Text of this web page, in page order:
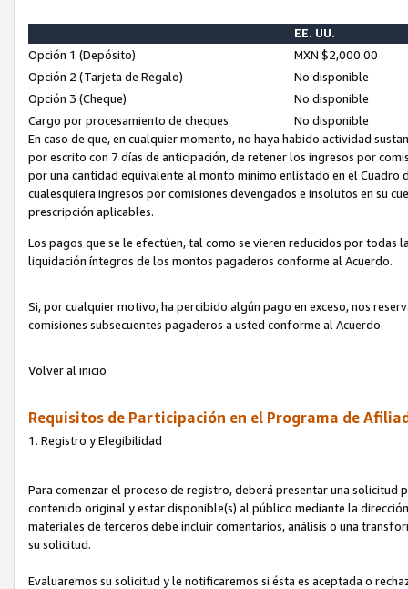
EE. UU.
Opción 1 (Depósito)
MXN $2,000.00
Opción 2 (Tarjeta de Regalo)
No disponible
Opción 3 (Cheque)
No disponible
Cargo por procesamiento de cheques
No disponible
En caso de que, en cualquier momento, no haya habido actividad
por escrito con 7 días de anticipación, de retener los ingresos por
por una cantidad equivalente al monto mínimo enlistado en el
cualesquiera ingresos por comisiones devengados e insolutos en su
prescripción aplicables.
Los pagos que se le efectúen, tal como se vieren reducidos por todas
liquidación íntegros de los montos pagaderos conforme al Acuerdo.
Si, por cualquier motivo, ha percibido algún pago en exceso, nos
comisiones subsecuentes pagaderos a usted conforme al Acuerdo.
Volver al inicio
Requisitos de Participación en el Programa de
1. Registro y Elegibilidad
Para comenzar el proceso de registro, deberá presentar una solicitud
contenido original y estar disponible(s) al público mediante la
materiales de terceros debe incluir comentarios, análisis o una
su solicitud.
Evaluaremos su solicitud y le notificaremos si ésta es aceptada o